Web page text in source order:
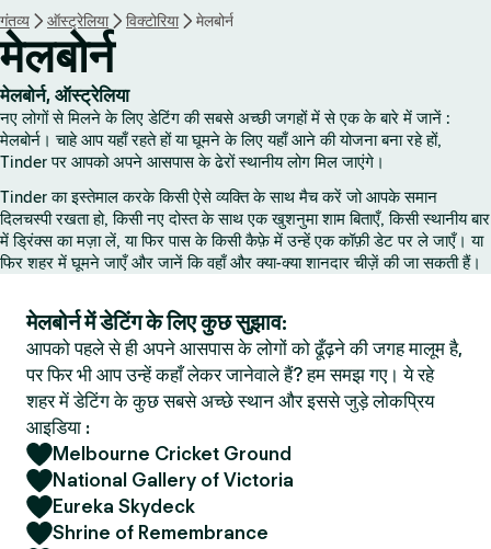
गंतव्य ऑस्ट्रेलिया विक्टोरिया मेलबोर्न
मेलबोर्न
मेलबोर्न, ऑस्ट्रेलिया
नए लोगों से मिलने के लिए डेटिंग की सबसे अच्छी जगहों में से एक के बारे में जानें :
मेलबोर्न। चाहे आप यहाँ रहते हों या घूमने के लिए यहाँ आने की योजना बना रहे हों,
Tinder पर आपको अपने आसपास के ढेरों स्थानीय लोग मिल जाएंगे।
Tinder का इस्तेमाल करके किसी ऐसे व्यक्ति के साथ मैच करें जो आपके समान
दिलचस्पी रखता हो, किसी नए दोस्त के साथ एक खुशनुमा शाम बिताएँ, किसी स्थानीय बार
में ड्रिंक्स का मज़ा लें, या फिर पास के किसी कैफ़े में उन्हें एक कॉफ़ी डेट पर ले जाएँ। या
फिर शहर में घूमने जाएँ और जानें कि वहाँ और क्या-क्या शानदार चीज़ें की जा सकती हैं।
मेलबोर्न में डेटिंग के लिए कुछ सुझाव:
आपको पहले से ही अपने आसपास के लोगों को ढूँढ़ने की जगह मालूम है,
पर फिर भी आप उन्हें कहाँ लेकर जानेवाले हैं? हम समझ गए। ये रहे
शहर में डेटिंग के कुछ सबसे अच्छे स्थान और इससे जुड़े लोकप्रिय
आइडिया :
Melbourne Cricket Ground
National Gallery of Victoria
Eureka Skydeck
Shrine of Remembrance